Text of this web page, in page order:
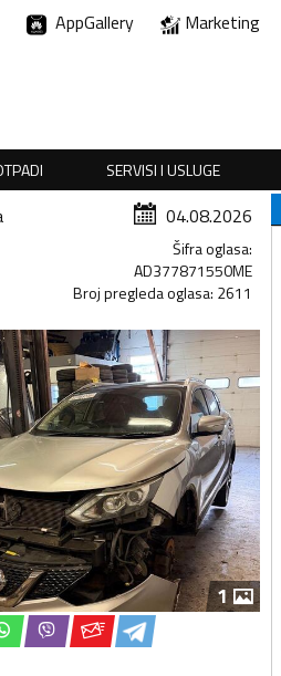
AppGallery Marketing
SERVISI I USLUGE
04.08.2026
Šifra oglasa:
AD377871550ME
Broj pregleda oglasa: 2611
1